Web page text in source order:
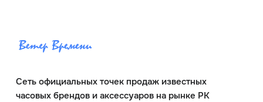
Сеть официальных точек продаж известных
часовых брендов и аксессуаров на рынке РК